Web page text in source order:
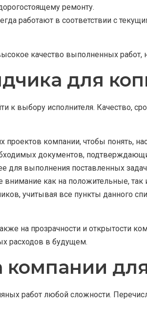
ремонту.
работают в соответствии с
качество выполненных работ,
для
к выбору исполнителя. Качество,
компании, чтобы понять,
документов,
выполнения поставленных
как на положительные,
учитывая все пункты данного
на прозрачности и открытости
расходов в будущем.
работ любой сложности.